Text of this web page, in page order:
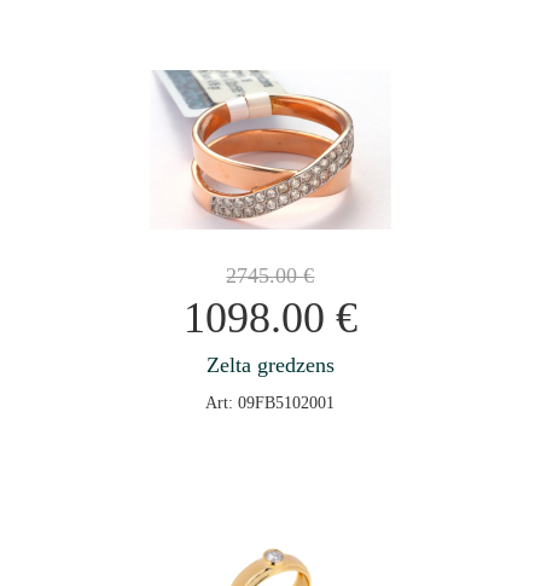
2745.00€
1098.00 €
Zelta gredzens
Art: 09FB5102001